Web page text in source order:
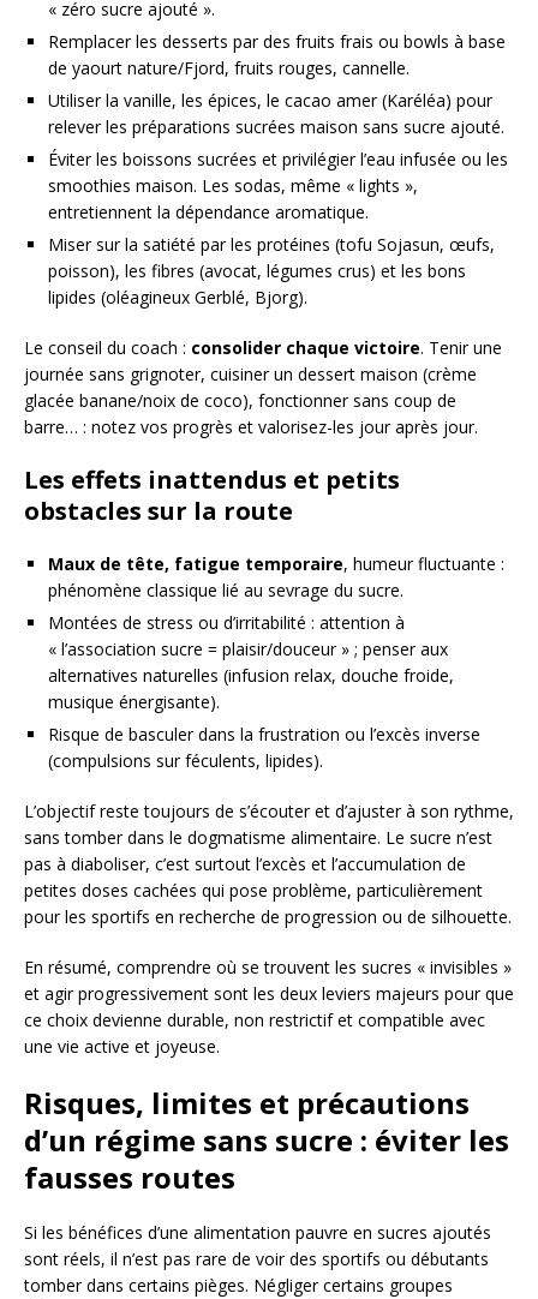
« zéro sucre ajouté ».
Remplacer les desserts par des fruits frais ou bowls à base
de yaourt nature/Fjord, fruits rouges, cannelle.
Utiliser la vanille, les épices, le cacao amer (Karéléa) pour
relever les préparations sucrées maison sans sucre ajouté.
Éviter les boissons sucrées et privilégier l’eau infusée ou les
smoothies maison. Les sodas, même « lights »,
entretiennent la dépendance aromatique.
Miser sur la satiété par les protéines (tofu Sojasun, œufs,
poisson), les fibres (avocat, légumes crus) et les bons
lipides (oléagineux Gerblé, Bjorg).
Le conseil du coach : consolider chaque victoire. Tenir une
journée sans grignoter, cuisiner un dessert maison (crème
glacée banane/noix de coco), fonctionner sans coup de
barre… : notez vos progrès et valorisez-les jour après jour.
Les effets inattendus et petits
obstacles sur la route
Maux de tête, fatigue temporaire, humeur fluctuante :
phénomène classique lié au sevrage du sucre.
Montées de stress ou d’irritabilité : attention à
« l’association sucre = plaisir/douceur » ; penser aux
alternatives naturelles (infusion relax, douche froide,
musique énergisante).
Risque de basculer dans la frustration ou l’excès inverse
(compulsions sur féculents, lipides).
L’objectif reste toujours de s’écouter et d’ajuster à son rythme,
sans tomber dans le dogmatisme alimentaire. Le sucre n’est
pas à diaboliser, c’est surtout l’excès et l’accumulation de
petites doses cachées qui pose problème, particulièrement
pour les sportifs en recherche de progression ou de silhouette.
En résumé, comprendre où se trouvent les sucres « invisibles »
et agir progressivement sont les deux leviers majeurs pour que
ce choix devienne durable, non restrictif et compatible avec
une vie active et joyeuse.
Risques, limites et précautions
d’un régime sans sucre : éviter les
fausses routes
Si les bénéfices d’une alimentation pauvre en sucres ajoutés
sont réels, il n’est pas rare de voir des sportifs ou débutants
tomber dans certains pièges. Négliger certains groupes